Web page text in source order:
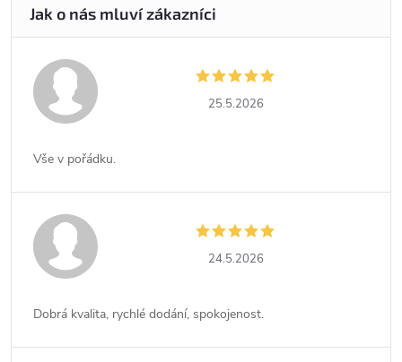
25.5.2026
Vše v pořádku.
24.5.2026
Dobrá kvalita, rychlé dodání, spokojenost.